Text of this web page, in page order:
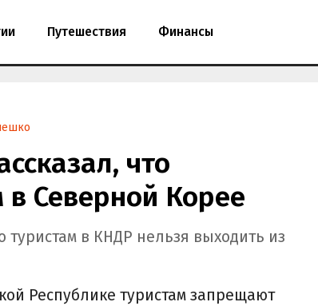
Путешествия Финансы
что
Северной Корее
туристам в КНДР нельзя выходить из
Республике туристам запрещают